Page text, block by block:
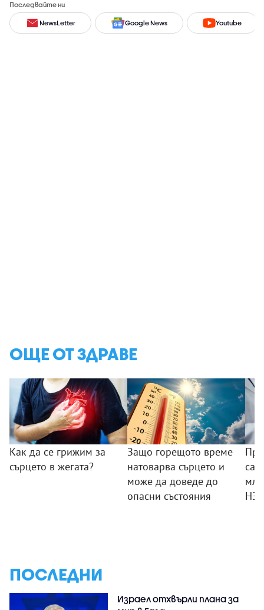
Последвайте ни
NewsLetter Google News Youtube
ОЩЕ ОТ ЗДРАВЕ
Как да се грижим за
сърцето в жегата?
Защо горещото време
натоварва сърцето и
може да доведе до
опасни състояния
са
ПОСЛЕДНИ
Израел отхвърли плана за